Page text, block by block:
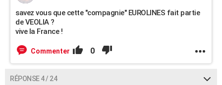
savez vous que cette "compagnie" EUROLINES fait partie
de VEOLIA ?
vive la France !
Commenter 0
RÉPONSE 4 / 24